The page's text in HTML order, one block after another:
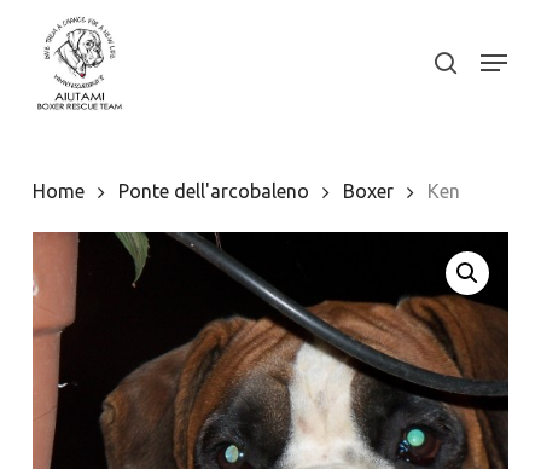
content
search
Menu
Home Ponte dell'arcobaleno Boxer Ken
Close